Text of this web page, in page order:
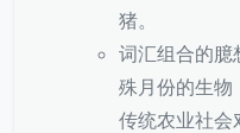
猪。
词汇组合的臆
殊月份的生物
传统农业社会